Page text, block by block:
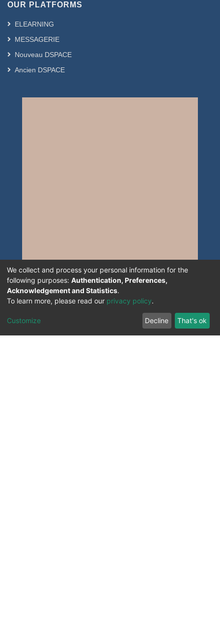
OUR PLATFORMS
ELEARNING
MESSAGERIE
Nouveau DSPACE
Ancien DSPACE
We collect and process your personal information for the
following purposes: Authentication, Preferences,
Acknowledgement and Statistics.
To learn more, please read our privacy policy.
Customize Decline That's ok